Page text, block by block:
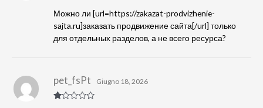
lu
o
1
s
5
Можно ли [url=https://zakazat-prodvizhenie-
sajta.ru]заказать продвижение сайта[/url] только
для отдельных разделов, а не всего ресурса?
pet_fsPt Giugno 18, 2026